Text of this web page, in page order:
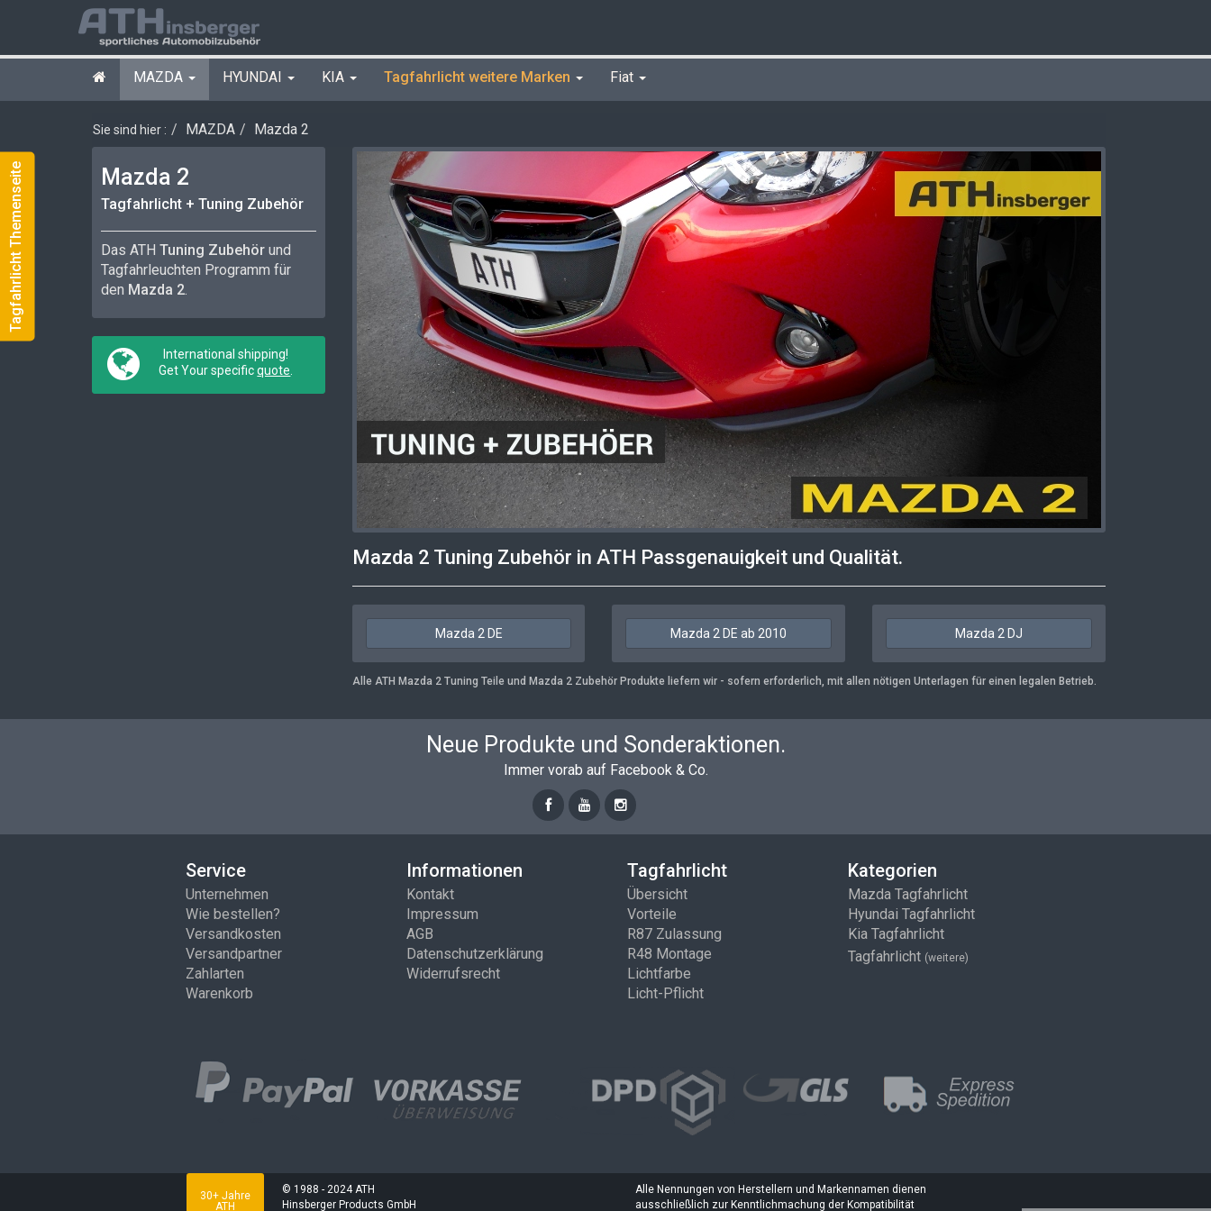
Tagfahrlicht Themenseite
MAZDA HYUNDAI KIA Tagfahrlicht weitere Marken Fiat
Sie sind hier : MAZDA Mazda 2
Mazda 2
Tagfahrlicht + Tuning Zubehör
Das ATH Tuning Zubehör und
Tagfahrleuchten Programm für
den Mazda 2.
International shipping!
Get Your specificquote
Mazda 2 Tuning Zubehör in ATH Passgenauigkeit und Qualität.
Mazda 2 DE Mazda 2 DE ab 2010 Mazda 2 DJ
Alle ATH Mazda 2 Tuning Teile und Mazda 2 Zubehör Produkte liefern wir - sofern erforderlich, mit allen nötigen Unterlagen für einen legalen Betrieb.
Neue Produkte und Sonderaktionen.
Immer vorab auf Facebook & Co.
Service
Unternehmen
Wie bestellen?
Versandkosten
Versandpartner
Zahlarten
Warenkorb
Informationen
Kontakt
Impressum
AGB
Datenschutzerklärung
Widerrufsrecht
Tagfahrlicht
Übersicht
Vorteile
R87 Zulassung
R48 Montage
Lichtfarbe
Licht-Pflicht
Kategorien
Mazda Tagfahrlicht
Hyundai Tagfahrlicht
Kia Tagfahrlicht
Tagfahrlicht (weitere)
30+ Jahre
ATH
© 1988 - 2024 ATH
Hinsberger Products GmbH
Alle Nennungen von Herstellern und Markennamen dienen
ausschließlich zur Kenntlichmachung der Kompatibilität